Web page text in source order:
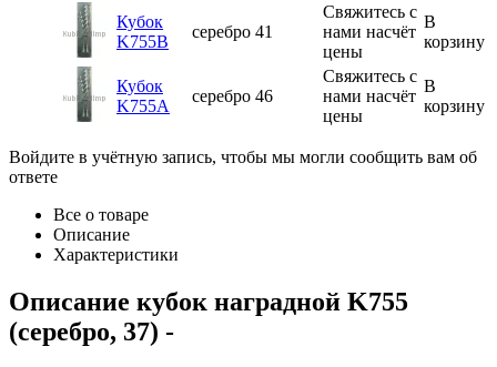
Кубок
K755B
серебро 41
Свяжитесь с
нами насчёт
цены
В
корзину
Кубок
K755A
серебро 46
Свяжитесь с
нами насчёт
цены
В
корзину
Войдите в учётную запись, чтобы мы могли сообщить вам об
ответе
Все о товаре
Описание
Характеристики
Описание кубок наградной K755
(серебро, 37) -